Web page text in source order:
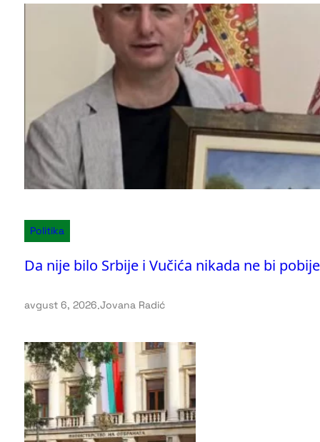
Politika
Da nije bilo Srbije i Vučića nikada ne bi
avgust 6, 2026.Jovana Radić